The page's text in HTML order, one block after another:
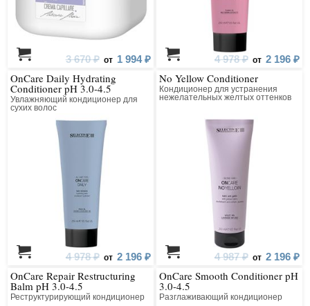
3 670 ₽ от 1 994 ₽ 4 978 ₽ от 2 196 ₽
OnCare Daily Hydrating
Conditioner pH 3.0-4.5
Увлажняющий кондиционер для
сухих волос
4 978 ₽ от 2 196 ₽
No Yellow Conditioner
Кондиционер для устранения
нежелательных желтых оттенков
4 987 ₽ от 2 196 ₽
OnCare Repair Restructuring
Balm pH 3.0-4.5
Реструктурирующий кондиционер
OnCare Smooth Conditioner pH
3.0-4.5
Разглаживающий кондиционер